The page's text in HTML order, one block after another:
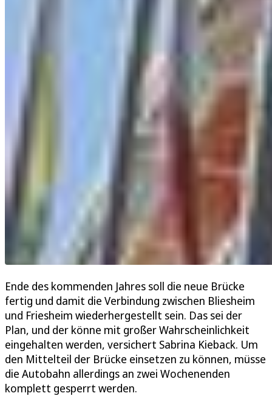
Ende des kommenden Jahres soll die neue Brücke
fertig und damit die Verbindung zwischen Bliesheim
und Friesheim wiederhergestellt sein. Das sei der
Plan, und der könne mit großer Wahrscheinlichkeit
eingehalten werden, versichert Sabrina Kieback. Um
den Mittelteil der Brücke einsetzen zu können, müsse
die Autobahn allerdings an zwei Wochenenden
komplett gesperrt werden.